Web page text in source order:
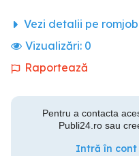
Vezi detalii pe
Vizualizări: 0
Raportează
Pentru a contacta
Publi24.ro sau
Intră în